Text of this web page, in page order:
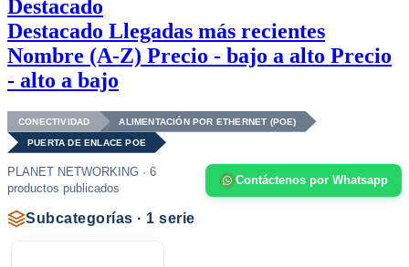
Destacado
Destacado Llegadas más recientes
Nombre (A-Z) Precio - bajo a alto Precio
- alto a bajo
CONECTIVIDAD ALIMENTACIÓN POR ETHERNET (POE)
PUERTA DE ENLACE POE
PLANET NETWORKING · 6
productos publicados
Contáctenos por Whatsapp
Subcategorías · 1 serie